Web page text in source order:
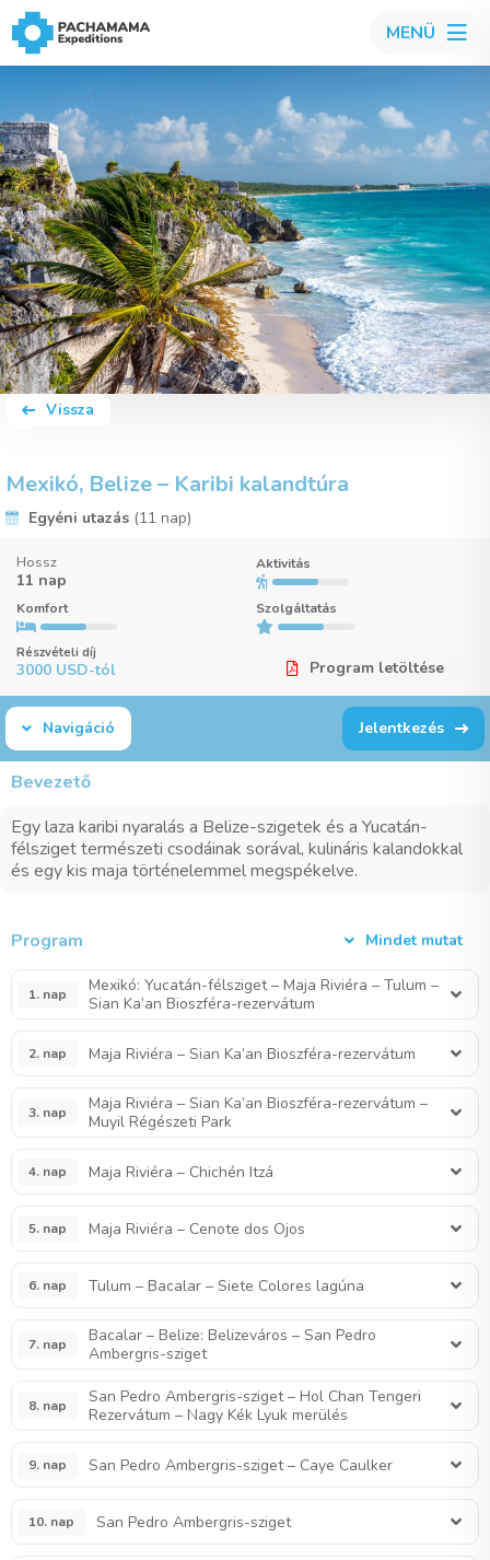
MENÜ
Vissza
Mexikó, Belize – Karibi kalandtúra
Egyéni utazás (11 nap)
Hossz
11 nap
Aktivitás
Komfort Szolgáltatás
Részvételi díj
3000 USD-tól Program letöltése
Navigáció Jelentkezés
Bevezető
Egy laza karibi nyaralás a Belize-szigetek és a Yucatán-
félsziget természeti csodáinak sorával, kulináris kalandokkal
és egy kis maja történelemmel megspékelve.
Program Mindet mutat
1. nap
Mexikó: Yucatán-félsziget – Maja Riviéra – Tulum –
Sian Ka’an Bioszféra-rezervátum
2. nap Maja Riviéra – Sian Ka’an Bioszféra-rezervátum
3. nap
Maja Riviéra – Sian Ka’an Bioszféra-rezervátum –
Muyil Régészeti Park
4. nap Maja Riviéra – Chichén Itzá
5. nap Maja Riviéra – Cenote dos Ojos
6. nap Tulum – Bacalar – Siete Colores lagúna
7. nap
Bacalar – Belize: Belizeváros – San Pedro
Ambergris-sziget
8. nap
San Pedro Ambergris-sziget – Hol Chan Tengeri
Rezervátum – Nagy Kék Lyuk merülés
9. nap San Pedro Ambergris-sziget – Caye Caulker
10. nap San Pedro Ambergris-sziget